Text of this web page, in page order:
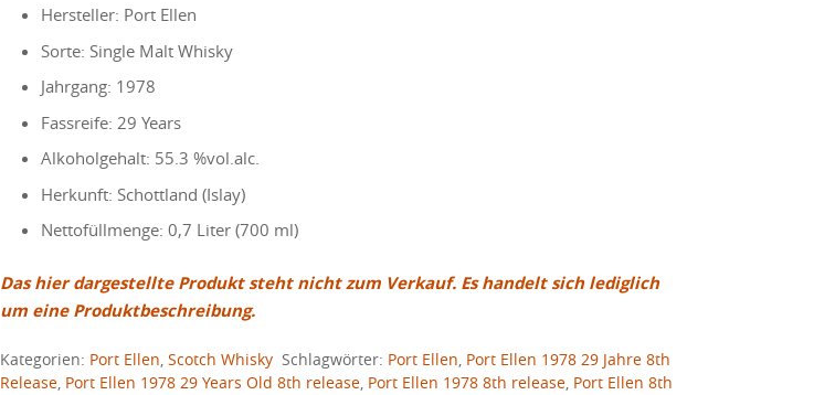
Hersteller: Port Ellen
Sorte: Single Malt Whisky
Jahrgang: 1978
Fassreife: 29 Years
Alkoholgehalt: 55.3 %vol.alc.
Herkunft: Schottland (Islay)
Nettofüllmenge: 0,7 Liter (700 ml)
Das hier dargestellte Produkt steht nicht zum Verkauf. Es handelt sich lediglich
um eine Produktbeschreibung.
Kategorien: Port Ellen, Scotch Whisky Schlagwörter: Port Ellen, Port Ellen 1978 29 Jahre 8th
Release, Port Ellen 1978 29 Years Old 8th release, Port Ellen 1978 8th release, Port Ellen 8th